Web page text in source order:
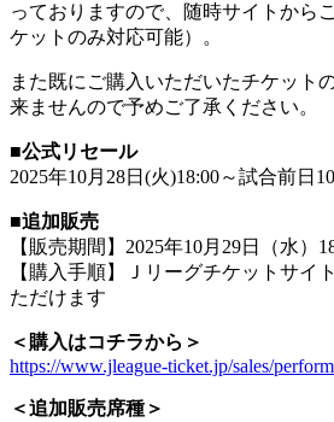
っておりますので、随時サイトから
ケットのみ対応可能）。
また既にご購入いただいたチケット
来ませんので予めご了承ください。
■公式リセール
2025年10月28日(火)18:00～試合前日
■追加販売
【販売期間】2025年10月29日（水）
【購入手順】Ｊリーグチケットサイ
ただけます
＜購入はコチラから＞
https://www.jleague-ticket.jp/sales/
＜追加販売席種＞